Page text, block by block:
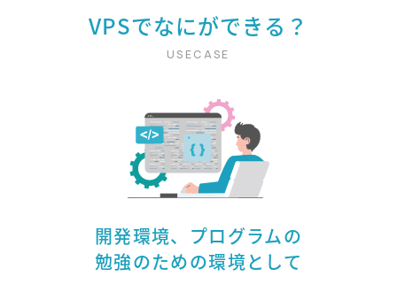
VPSでなにができる？
開発環境、プログラムの
勉強のための環境として